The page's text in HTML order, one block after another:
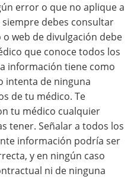
error o que no aplique a
debes consultar
web de divulgación debe
que conoce todos los
información tiene como
intenta de ninguna
de tu médico. Te
tu médico cualquier
tener. Señalar a todos los
información podría ser
y en ningún caso
ni de ninguna